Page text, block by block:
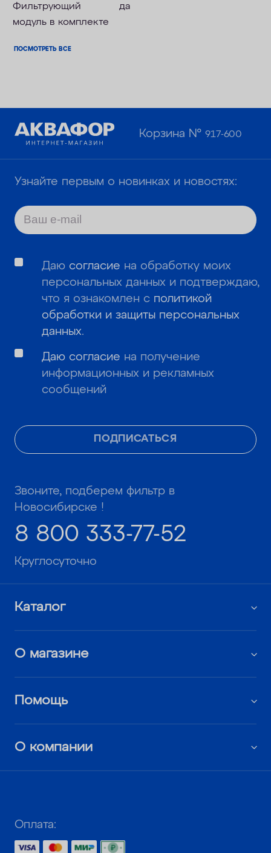
Фильтрующий
модуль в комплекте
да
ПОСМОТРЕТЬ ВСЕ
Корзина №917-600
Узнайте первым о новинках и новостях:
ПОДПИСАТЬСЯ
Даю согласие на обработку моих
персональных данных и подтверждаю,
что я ознакомлен с политикой
обработки и защиты персональных
данных.
Даю согласие на получение
информационных и рекламных
сообщений
Звоните, подберем фильтр в
Новосибирске !
8 800 333-77-52
Круглосуточно
Каталог
О магазине
Помощь
О компании
Оплата: